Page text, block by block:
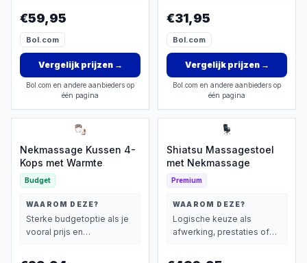
€59,95
Bol.com
Vergelijk prijzen→
Bol.com en andere aanbieders op
één pagina
€31,95
Bol.com
Vergelijk prijzen→
Bol.com en andere aanbieders op
één pagina
Nekmassage Kussen 4-
Kops met Warmte
Budget
WAAROM DEZE?
Sterke budgetoptie als je
vooral prijs en
Shiatsu Massagestoel
met Nekmassage
Premium
WAAROM DEZE?
Logische keuze als
afwerking, prestaties of